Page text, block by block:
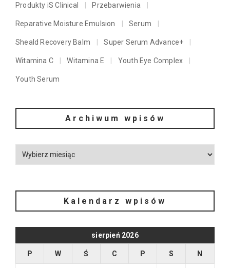
Produkty iS Clinical Przebarwienia
Reparative Moisture Emulsion Serum
Sheald Recovery Balm Super Serum Advance+
Witamina C Witamina E Youth Eye Complex
Youth Serum
Archiwum wpisów
Kalendarz wpisów
sierpień 2026
P W Ś C P S N